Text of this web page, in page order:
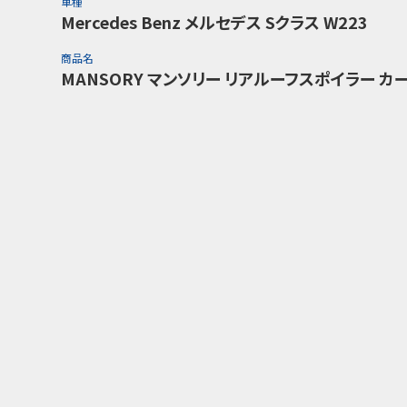
Mercedes Benz メルセデス Sクラス W223
商品名
MANSORY マンソリー リアルーフスポイラー カ